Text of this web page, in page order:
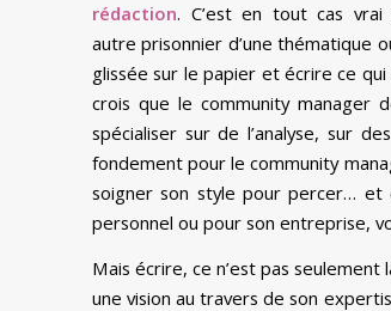
rédaction. C’est en tout cas
autre prisonnier d’une thématique
glissée sur le papier et écrire ce
crois que le community manager
spécialiser sur de l’analyse, sur
fondement pour le community
soigner son style pour percer… et
personnel ou pour son entreprise,
Mais écrire, ce n’est pas
une vision au travers de son